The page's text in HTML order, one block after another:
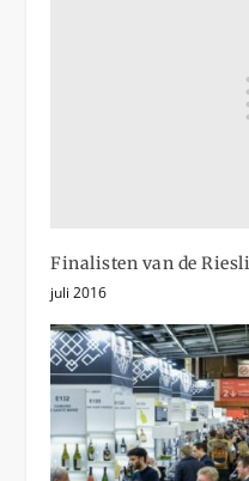
Finalisten van de
juli 2016